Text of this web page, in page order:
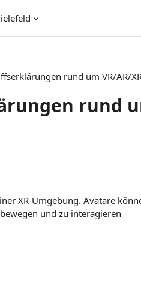
rund um VR/AR/
rund
XR-Umgebung. Avatare
und zu interagieren